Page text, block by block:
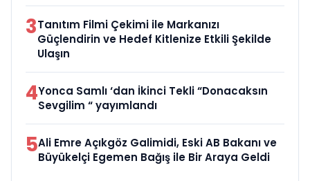
3Tanıtım Filmi Çekimi ile Markanızı
Güçlendirin ve Hedef Kitlenize Etkili Şekilde
Ulaşın
4Yonca Samlı ‘dan İkinci Tekli “Donacaksın
Sevgilim “ yayımlandı
5Ali Emre Açıkgöz Galimidi, Eski AB Bakanı ve
Büyükelçi Egemen Bağış ile Bir Araya Geldi